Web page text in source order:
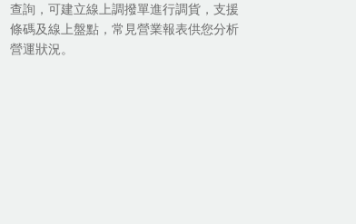
查詢，可建立線上調撥單進行調貨，支援
條碼及線上盤點，常見營業報表供您分析
營運狀況。